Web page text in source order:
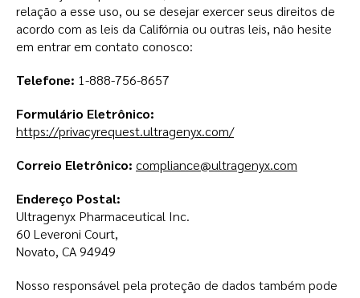
relação a esse uso, ou se desejar exercer seus direitos de
acordo com as leis da Califórnia ou outras leis, não hesite
em entrar em contato conosco:
Telefone: 1-888-756-8657
Formulário Eletrônico:
https://privacyrequest.ultragenyx.com/
Correio Eletrônico: compliance@ultragenyx.com
Endereço Postal:
Ultragenyx Pharmaceutical Inc.
60 Leveroni Court,
Novato, CA 94949
Nosso responsável pela proteção de dados também pode